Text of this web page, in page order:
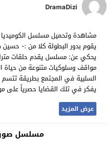
DramaDizi
يحكي عن: مسلسل يقدم حلقات
مواقف وسلوكيات متنوعة من حياة
السلبية في المجتمع بطريقة
يفكر في تلك القضايا حصرياً على
عرض المزيد
مسلسل